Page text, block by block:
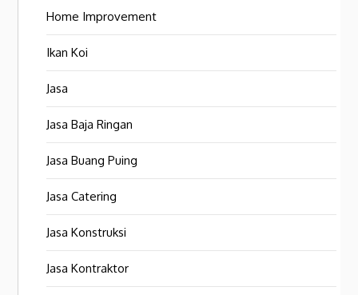
Home Improvement
Ikan Koi
Jasa
Jasa Baja Ringan
Jasa Buang Puing
Jasa Catering
Jasa Konstruksi
Jasa Kontraktor